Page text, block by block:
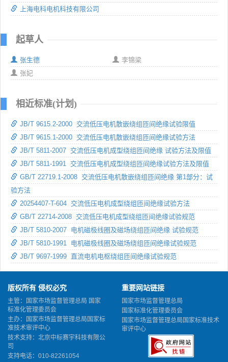
上海电科电机科技有限公司
起草人
张生德
李锦梁
张妃
相近标准(计划)
JB/T 9615.2-2000 交流低压电机散嵌绕组匝间绝缘试验限值
JB/T 9615.1-2000 交流低压电机散嵌绕组匝间绝缘试验方法
JB/T 5811-2007 交流低压电机成型绕组匝间绝缘 试验方法及限值
JB/T 5811-1991 交流低压电机成型绕组匝间绝缘试验方法及限值
GB/T 22719.1-2008 交流低压电机散嵌绕组匝间绝缘 第1部分：试
验方法
20254407-T-604 交流低压电机成型绕组匝间绝缘试验方法
GB/T 22714-2008 交流低压电机成型绕组匝间绝缘试验规范
JB/T 5810-2007 电机磁极线圈及磁场绕组匝间绝缘 试验规范
JB/T 5810-1991 电机磁极线圈及磁场绕组匝间绝缘试验规范
JB/T 9697-1999 直流电机电枢绕组匝间绝缘试验规范
版权所有 侵权必究
主管：国家市场监督管理总局 国家
标准化管理委员会
主办：国家市场监督管理总局国家标
准技术审评中心
技术支持：北京中标赛宇科技有限公
司
支持电话：010-82261054
重要网站链接
国家市场监督管理总局
国家标准化管理委员会
国家市场监督管理总局国家标准技术
审评中心